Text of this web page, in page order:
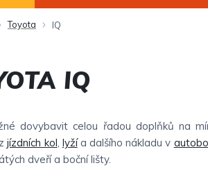
Toyota IQ
IQ
dovybavit celou řadou doplňků na
jízdních kol, lyžía dalšího nákladu v
dveří a boční lišty.